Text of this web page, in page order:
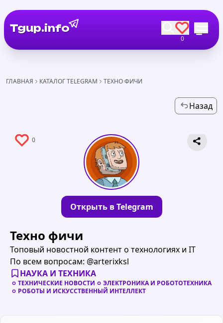
Tgup.info
0
ГЛАВНАЯ КАТАЛОГ TELEGRAM ТЕХНО ФИЧИ
Назад
0
Открыть в Telegram
Техно фичи
Топовый новостной контент о технологиях и IT
По всем вопросам: @arterixksl
НАУКА И ТЕХНИКА
ТЕХНИЧЕСКИЕ НОВОСТИ
ЭЛЕКТРОНИКА И РОБОТОТЕХНИКА
РОБОТЫ И ИСКУССТВЕННЫЙ ИНТЕЛЛЕКТ